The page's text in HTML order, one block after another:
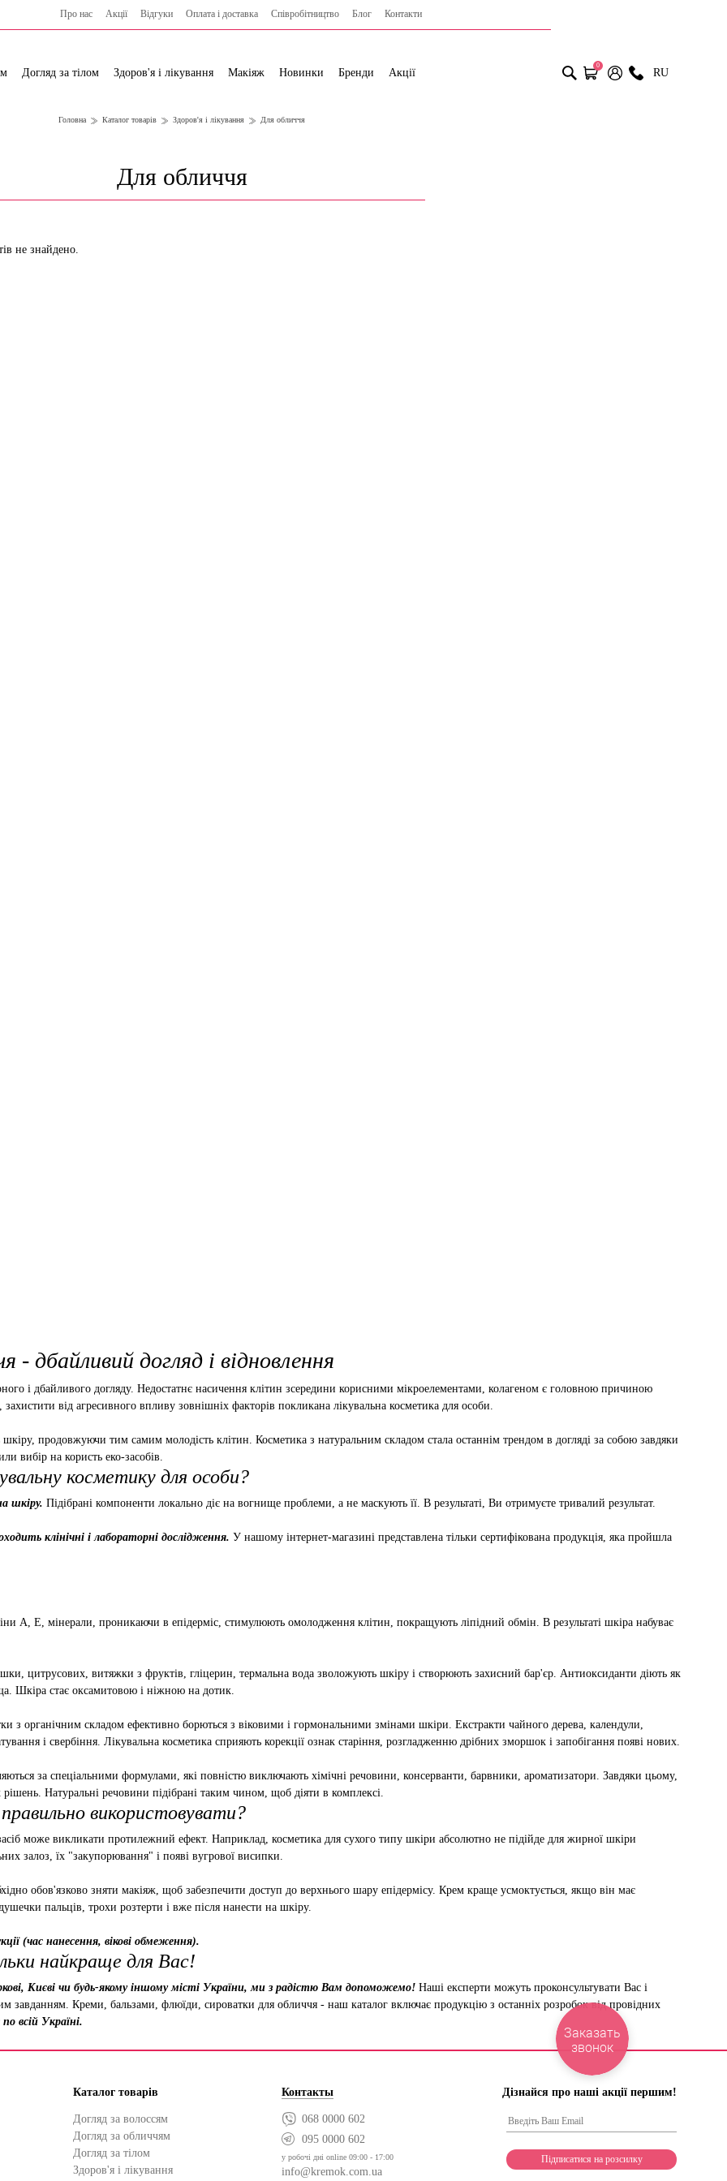
Про нас Акції Відгуки Оплата і доставка Cпівробітництво Блог Контакти
Догляд за тілом Здоров'я і лікування Макіяж Новинки Бренди Акції
0
RU
Головна Каталог товарів Здоров'я і лікування Для обличчя
Для обличчя
не знайдено.
- дбайливий догляд і відновлення
і дбайливого догляду. Недостатнє насичення клітин зсередини корисними мікроелементами, колагеном є головною причиною
захистити від агресивного впливу зовнішніх факторів покликана лікувальна косметика для особи.
продовжуючи тим самим молодість клітин. Косметика з натуральним складом стала останнім трендом в догляді за собою завдяки
вибір на користь еко-засобів.
косметику для особи?
шкіру. Підібрані компоненти локально діє на вогнище проблеми, а не маскують її. В результаті, Ви отримуєте тривалий результат.
клінічні і лабораторні дослідження. У нашому інтернет-магазині представлена ​​тільки сертифікована продукція, яка пройшла
А, Е, мінерали, проникаючи в епідерміс, стимулюють омолодження клітин, покращують ліпідний обмін. В результаті шкіра набуває
цитрусових, витяжки з фруктів, гліцерин, термальна вода зволожують шкіру і створюють захисний бар'єр. Антиоксиданти діють як
Шкіра стає оксамитовою і ніжною на дотик.
з органічним складом ефективно борються з віковими і гормональними змінами шкіри. Екстракти чайного дерева, календули,
і свербіння. Лікувальна косметика сприяють корекції ознак старіння, розгладженню дрібних зморшок і запобігання появі нових.
за спеціальними формулами, які повністю виключають хімічні речовини, консерванти, барвники, ароматизатори. Завдяки цьому,
Натуральні речовини підібрані таким чином, щоб діяти в комплексі.
використовувати?
може викликати протилежний ефект. Наприклад, косметика для сухого типу шкіри абсолютно не підійде для жирної шкіри
залоз, їх "закупорювання" і появі вугрової висипки.
обов'язково зняти макіяж, щоб забезпечити доступ до верхнього шару епідермісу. Крем краще усмоктується, якщо він має
пальців, трохи розтерти і вже після нанести на шкіру.
(час нанесення, вікові обмеження).
найкраще для Вас!
Києві чи будь-якому іншому місті України, ми з радістю Вам допоможемо! Наші експерти можуть проконсультувати Вас і
завданням. Креми, бальзами, флюїди, сироватки для обличчя - наш каталог включає продукцію з останніх розробок від провідних
всій Україні.
Каталог товарів
Догляд за волоссям
Догляд за обличчям
Догляд за тілом
Здоров'я і лікування
Контакты
068 0000 602
095 0000 602
у робочі дні online 09:00 - 17:00
info@kremok.com.ua
Дізнайся про наші акції першим!
Заказать
звонок